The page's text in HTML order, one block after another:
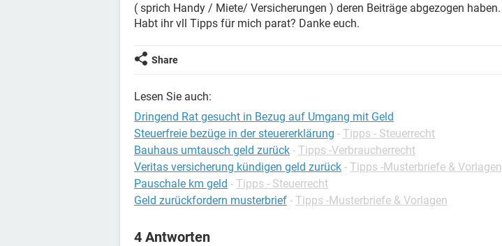
( sprich Handy / Miete/ Versicherungen ) deren Beiträge abgezogen haben.
Habt ihr vll Tipps für mich parat? Danke euch.
Share
Lesen Sie auch:
Dringend Rat gesucht in Bezug auf Umgang mit Geld
Steuerfreie bezüge in der steuererklärung - Tipps - Steuerrecht
Bauhaus umtausch geld zurück - Tipps -Verbraucherrecht
Veritas versicherung kündigen geld zurück - Tipps -Musterbriefe & Vorlagen
Pauschale km geld - Tipps - Steuerrecht
Geld zurückfordern musterbrief - Tipps -Musterbriefe & Vorlagen
4 Antworten